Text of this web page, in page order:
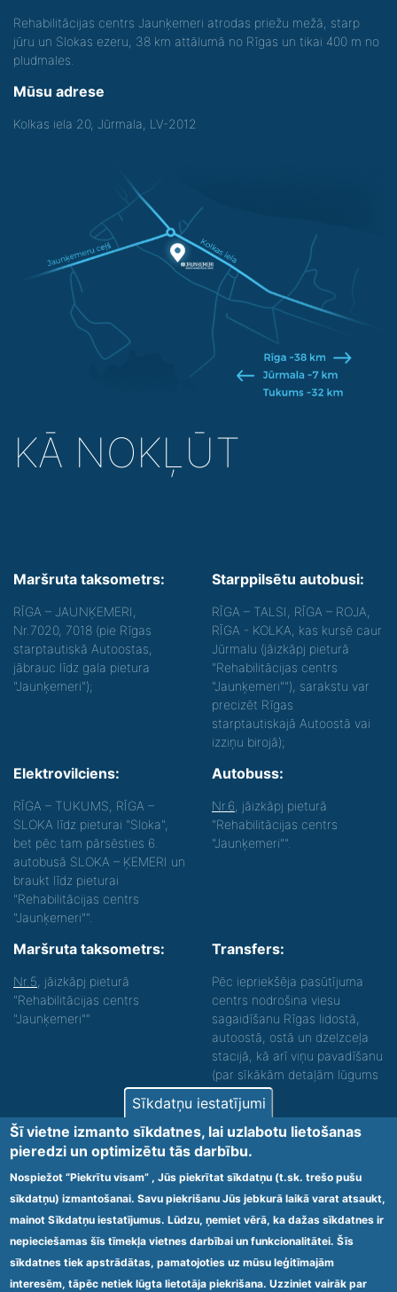
Rehabilitācijas centrs Jaunķemeri atrodas priežu mežā, starp
jūru un Slokas ezeru, 38 km attālumā no Rīgas un tikai 400 m no
pludmales.
Mūsu adrese
Kolkas iela 20, Jūrmala, LV-2012
KĀ NOKĻŪT
Maršruta taksometrs:
RĪGA – JAUNĶEMERI,
Nr.7020, 7018 (pie Rīgas
starptautiskā Autoostas,
jābrauc līdz gala pietura
"Jaunķemeri");
Starppilsētu autobusi:
RĪGA – TALSI, RĪGA – ROJA,
RĪGA - KOLKA, kas kursē caur
Jūrmalu (jāizkāpj pieturā
"Rehabilitācijas centrs
"Jaunķemeri""), sarakstu var
precizēt Rīgas
starptautiskajā Autoostā vai
izziņu birojā);
Elektrovilciens:
RĪGA – TUKUMS, RĪGA –
SLOKA līdz pieturai "Sloka",
bet pēc tam pārsēsties 6.
autobusā SLOKA – ĶEMERI un
braukt līdz pieturai
"Rehabilitācijas centrs
"Jaunķemeri"".
Autobuss:
Nr.6 , jāizkāpj pieturā
"Rehabilitācijas centrs
"Jaunķemeri"".
Maršruta taksometrs:
Nr.5 , jāizkāpj pieturā
"Rehabilitācijas centrs
"Jaunķemeri""
Transfers:
Pēc iepriekšēja pasūtījuma
centrs nodrošina viesu
sagaidīšanu Rīgas lidostā,
autoostā, ostā un dzelzceļa
stacijā, kā arī viņu pavadīšanu
(par sīkākām detaļām lūgums
zvanīt).
Nodrošinām vides piekļūstamību personām ar
funkcionāliem traucējumiem! SIA „Sanare-KRC
Jaunķemeri”, Kolkas ielā 20, Jūrmalā ir nodrošināta vides
piekļūstamība personām ar funkcionāliem traucējumiem,
tādejādi nodrošinot atbilstību Ministru kabineta
2009.gada 20.janvāra noteikumos Nr.60 „Noteikumi par
obligātajām prasībām ārstniecības iestādēm un to
struktūrvienībām” minētajām prasībām.
Sīkdatņu iestatījumi
Šī vietne izmanto sīkdatnes, lai uzlabotu lietošanas
pieredzi un optimizētu tās darbību.
Nospiežot “Piekrītu visam” , Jūs piekrītat sīkdatņu (t.sk. trešo pušu
sīkdatņu) izmantošanai. Savu piekrišanu Jūs jebkurā laikā varat atsaukt,
mainot Sīkdatņu iestatījumus. Lūdzu, ņemiet vērā, ka dažas sīkdatnes ir
nepieciešamas šīs tīmekļa vietnes darbībai un funkcionalitātei. Šīs
sīkdatnes tiek apstrādātas, pamatojoties uz mūsu leģitīmajām
interesēm, tāpēc netiek lūgta lietotāja piekrišana. Uzziniet vairāk par